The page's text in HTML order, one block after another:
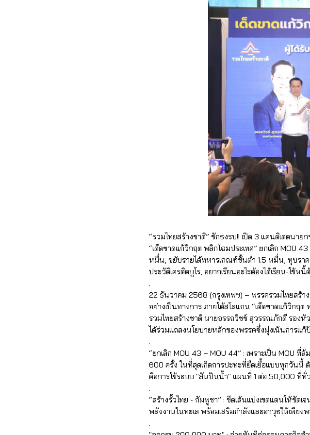
“รวมไทยสร้างชาติ” ชักธงรบ!! เปิด 3 แคนดิเดตน
“เด็ดขาดแก้วิกฤต พลิกโฉมประเทศ” ยกเลิก MOU
หมื่น, ขยับรายได้ทหารเกณฑ์ขั้นต่ำ 1.5 หมื่น, ทุบร
ประวัติเครดิตบูโร, อยากเรียนอะไรต้องได้เรียน-ใช้
.
22 ธันวาคม 2568 (กรุงเทพฯ) – พรรครวมไทยสร้า
อย่างเป็นทางการ ภายใต้สโลแกน “เด็ดขาดแก้วิก
รวมไทยสร้างชาติ นายอรรถวิชช์ สุวรรณภักดี รอ
ได้ร่วมแถลงนโยบายหลักของพรรคซึ่งมุ่งเน้นการ
.
“ยกเลิก MOU 43 – MOU 44” : เพราะเป็น MOU
600 ครั้ง ในที่สุดเกิดการปะทะที่ยืดเยื้อแบบทุกวันนี้
คือการใช้ระบบ "สันปันน้ำ" แผนที่ 1 ต่อ 50,000 ที่ทั่
.
“สร้างรั้วไทย - กัมพูชา” : ขีดเส้นแบ่งเขตแดนให้ชัด
พลังงานในทะเล พร้อมเสริมกำลังและอาวุธให้เพีย
.